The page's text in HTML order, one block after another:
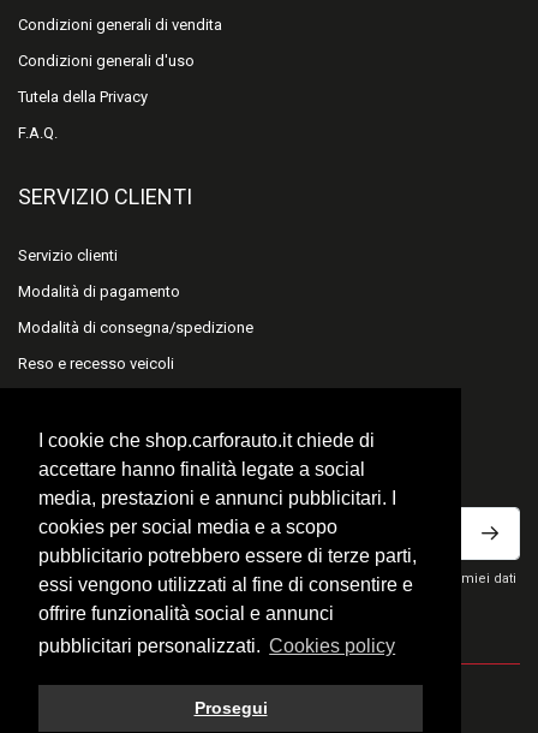
I cookie che shop.carforauto.it chiede di
accettare hanno finalità legate a social
media, prestazioni e annunci pubblicitari. I
cookies per social media e a scopo
pubblicitario potrebbero essere di terze parti,
essi vengono utilizzati al fine di consentire e
offrire funzionalità social e annunci
pubblicitari personalizzati. Cookies policy
Prosegui
Condizioni generali di vendita
Condizioni generali d'uso
Tutela della Privacy
F.A.Q.
SERVIZIO CLIENTI
Servizio clienti
Modalità di pagamento
Modalità di consegna/spedizione
Reso e recesso veicoli
ISCRIVITI ALLA NEWSLETTER
Ho letto la privacy policy del sito e acconsento al trattamento dei miei dati
personali per ricevere comunicazioni commerciali.
© 2026 Fratelli Carfora Snc - All rights reserved.